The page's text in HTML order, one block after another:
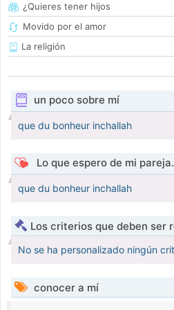
¿Quieres tener hijos
Movido por el amor
La religión
un poco sobre mí
que du bonheur inchallah
Lo que espero de mi pareja.
que du bonheur inchallah
Los criterios que deben ser
No se ha personalizado ningún
conocer a mí